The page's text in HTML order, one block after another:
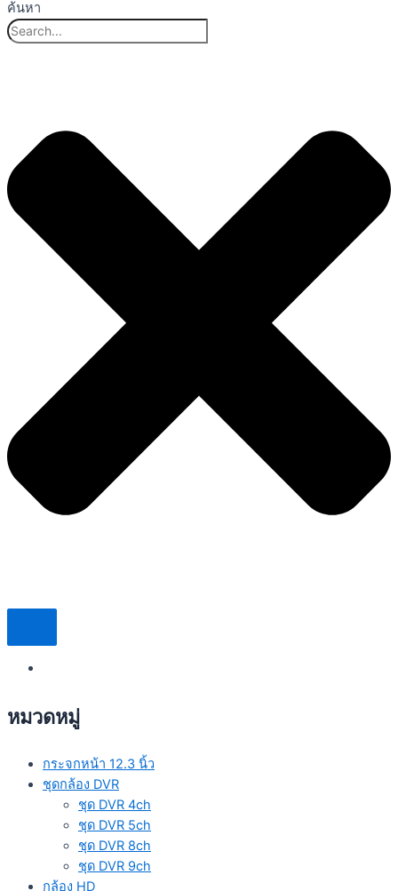
ค้นหา
หมวดหมู่
กระจกหน้า 12.3 นิ้ว
ชุดกล้อง DVR
ชุด DVR 4ch
ชุด DVR 5ch
ชุด DVR 8ch
ชุด DVR 9ch
กล้อง HD